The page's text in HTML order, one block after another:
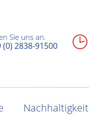
Sie uns an.
(0) 2838-91500
Nachhaltigkeit